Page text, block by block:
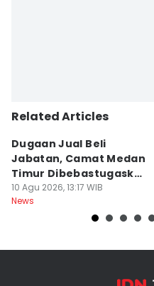
Related Articles
Dugaan Jual Beli
Jabatan, Camat Medan
Timur Dibebastugaskan
Sementara
10 Agu 2026, 13:17 WIB
News